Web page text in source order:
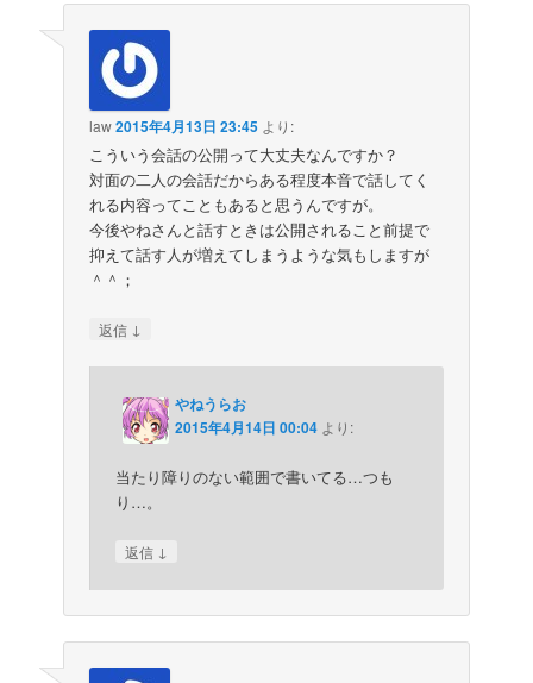
law2015年4月13日 23:45 より:
こういう会話の公開って大丈夫なんですか？
対面の二人の会話だからある程度本音で話してく
れる内容ってこともあると思うんですが。
今後やねさんと話すときは公開されること前提で
抑えて話す人が増えてしまうような気もしますが
＾＾；
返信 ↓
やねうらお
2015年4月14日 00:04 より:
当たり障りのない範囲で書いてる…つも
り…。
返信 ↓